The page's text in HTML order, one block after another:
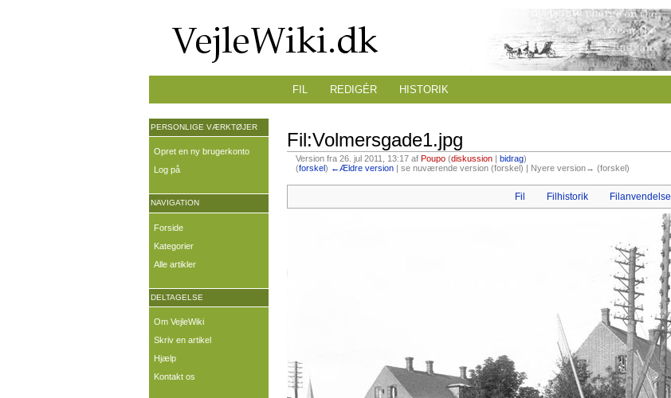
Fil:Volmersgade1.jpg
Version fra 26. jul 2011, 13:17 af Poupo (diskussion| bidrag)
(forskel) ←Ældre version| se nuværende version (forskel) | Nyere version→ (forskel)
Fil Filhistorik Filanvendelse
FIL REDIGÉR HISTORIK
PERSONLIGE VÆRKTØJER
Opret en ny brugerkonto
Log på
NAVIGATION
Forside
Kategorier
Alle artikler
DELTAGELSE
Om VejleWiki
Skriv en artikel
Hjælp
Kontakt os